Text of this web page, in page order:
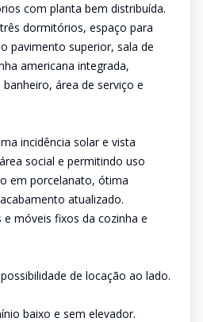
com planta bem distribuída.
dormitórios, espaço para
pavimento superior, sala de
americana integrada,
área de serviço e
incidência solar e vista
social e permitindo uso
em porcelanato, ótima
atualizado.
móveis fixos da cozinha e
de locação ao lado.
baixo e sem elevador.